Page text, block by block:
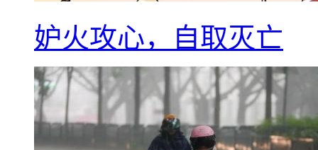
妒火攻心，自取灭亡